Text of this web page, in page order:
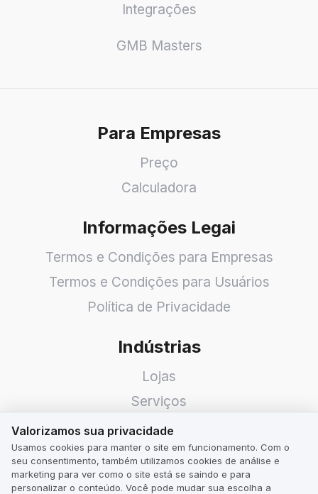
Integrações
GMB Masters
Para Empresas
Preço
Calculadora
Informações Legai
Termos e Condições para Empresas
Termos e Condições para Usuários
Política de Privacidade
Indústrias
Lojas
Serviços
Hotéis
Restaurantes
Procure uma Empresa
Valorizamos sua privacidade
Usamos cookies para manter o site em funcionamento. Com o
seu consentimento, também utilizamos cookies de análise e
marketing para ver como o site está se saindo e para
personalizar o conteúdo. Você pode mudar sua escolha a